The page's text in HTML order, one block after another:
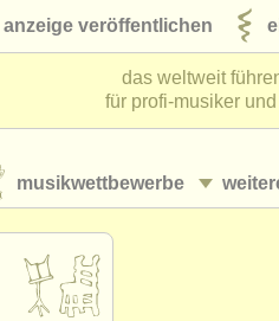
anzeige veröffentlichen
das weltweit
für profi-musiker
musikwettbewerbe